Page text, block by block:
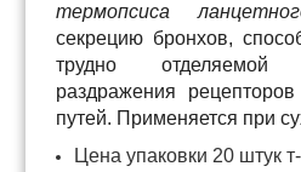
термопсиса
секрецию бронхов,
трудно
раздражения
путей. Применяется при
Цена упаковки 20 штук